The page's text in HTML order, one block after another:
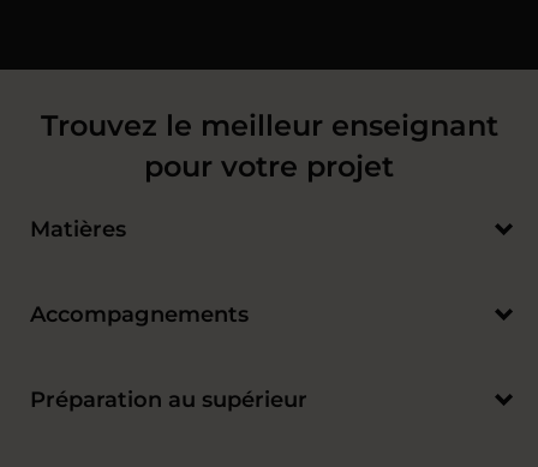
Trouvez le meilleur enseignant
pour votre projet
Matières
Accompagnements
Préparation au supérieur